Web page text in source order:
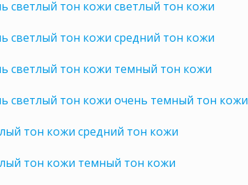
светлый тон кожи светлый тон кожи
светлый тон кожи средний тон кожи
светлый тон кожи темный тон кожи
светлый тон кожи очень темный тон кожи
тон кожи средний тон кожи
тон кожи темный тон кожи